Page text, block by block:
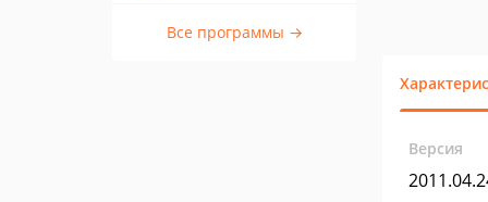
Все программы →
Версия